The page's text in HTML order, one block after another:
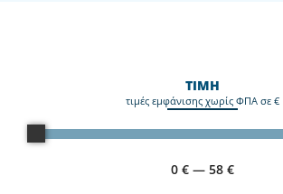
ΤΙΜΗ
τιμές εμφάνισης χωρίς ΦΠΑ σε €
0 € — 58 €